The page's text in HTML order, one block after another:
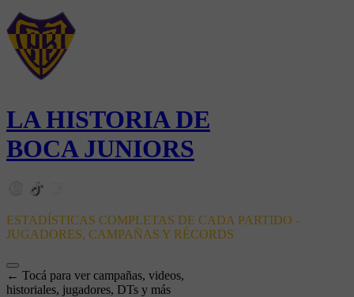
LA HISTORIA DE
BOCA JUNIORS
ESTADÍSTICAS COMPLETAS DE CADA PARTIDO -
JUGADORES, CAMPAÑAS Y RÉCORDS
← Tocá para ver campañas, videos,
historiales, jugadores, DTs y más